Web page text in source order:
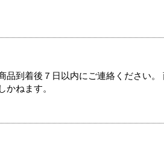
品到着後７日以内にご連絡ください
かねます。